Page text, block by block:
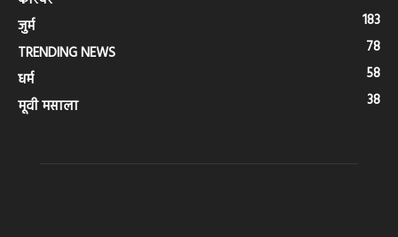
जुर्म
183
TRENDING NEWS
78
धर्म
58
मूवी मसाला
38